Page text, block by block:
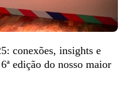
conexões, insights e
edição do nosso maior